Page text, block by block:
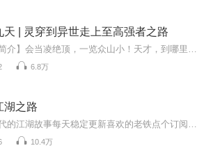
天 | 灵穿到异世走上至高强者之路
6.8万
湖之路
10.4万